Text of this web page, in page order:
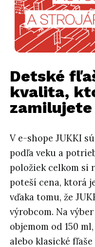
Detské
kvalita,
zamilujete
V e-shope JUKKI
podľa veku a
položiek celkom si
poteší cena, ktorá
vďaka tomu, že
výrobcom. Na
objemom od 150
alebo klasické